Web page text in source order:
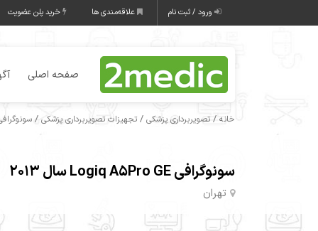
ورود / ثبت نام علاقه‌مندی ها خرید پلن عضویت
صفحه اصلی
خانه /تصویربرداری پزشکی / تجهیزات تصویربرداری پزشکی /
سونوگرافی Logiq A5Pro GE سال 2013
تهران